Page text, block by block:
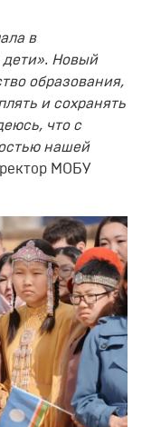
в
Новый
образования,
и сохранять
что с
нашей
МОБУ